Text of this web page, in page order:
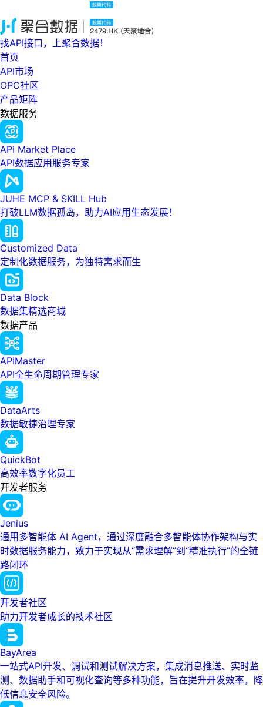
找API接口，上聚合数据！
首页
API市场
OPC社区
产品矩阵
数据服务
API Market Place
API数据应用服务专家
JUHE MCP & SKILL Hub
打破LLM数据孤岛，助力AI应用生态发展！
Customized Data
定制化数据服务，为独特需求而生
Data Block
数据集精选商城
数据产品
APIMaster
API全生命周期管理专家
DataArts
数据敏捷治理专家
QuickBot
高效率数字化员工
开发者服务
Jenius
通用多智能体 AI Agent，通过深度融合多智能体协作架构与实
时数据服务能力，致力于实现从“需求理解”到“精准执行”的全链
路闭环
开发者社区
助力开发者成长的技术社区
BayArea
一站式API开发、调试和测试解决方案，集成消息推送、实时监
测、数据助手和可视化查询等多种功能，旨在提升开发效率，降
低信息安全风险。